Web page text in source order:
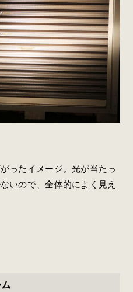
ったイメージ。光が当たっ
いので、全体的によく見え